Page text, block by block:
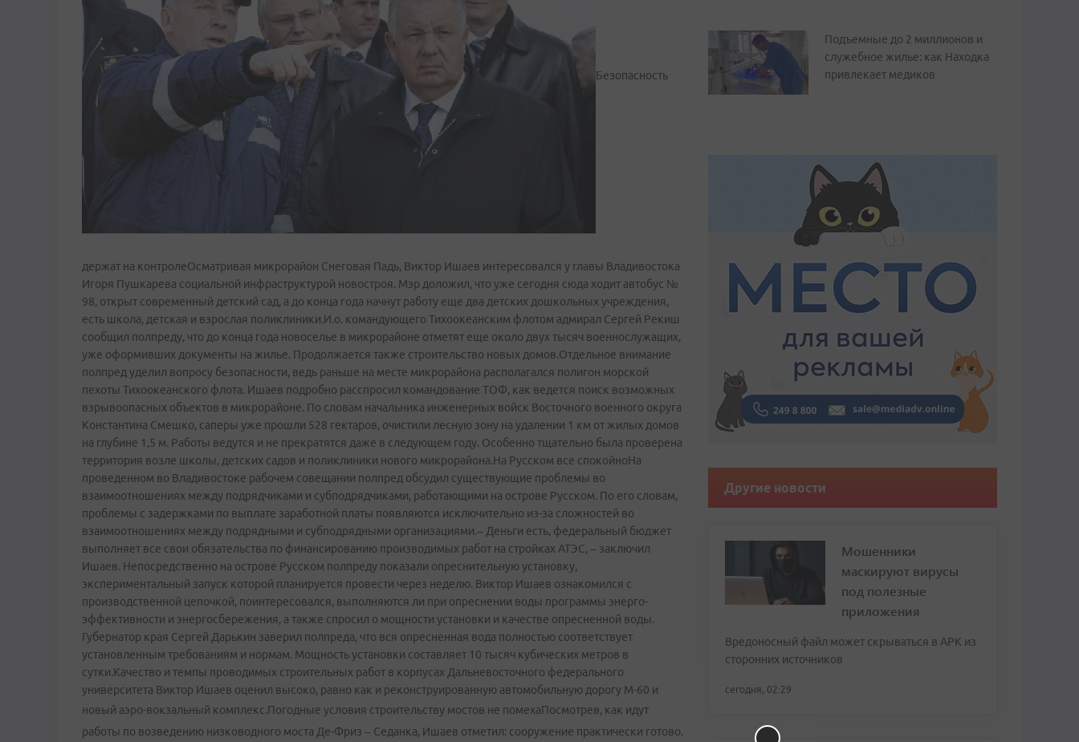
Безопасность
держат на контролеОсматривая микрорайон Снеговая Падь, Виктор Ишаев интересовался у главы Владивостока
Игоря Пушкарева социальной инфраструктурой новостроя. Мэр доложил, что уже сегодня сюда ходит автобус №
98, открыт современный детский сад, а до конца года начнут работу еще два детских дошкольных учреждения,
есть школа, детская и взрослая поликлиники.И.о. командующего Тихоокеанским флотом адмирал Сергей Рекиш
сообщил полпреду, что до конца года новоселье в микрорайоне отметят еще около двух тысяч военнослужащих,
уже оформивших документы на жилье. Продолжается также строительство новых домов.Отдельное внимание
полпред уделил вопросу безопасности, ведь раньше на месте микрорайона располагался полигон морской
пехоты Тихоокеанского флота. Ишаев подробно расспросил командование ТОФ, как ведется поиск возможных
взрывоопасных объектов в микрорайоне. По словам начальника инженерных войск Восточного военного округа
Константина Смешко, саперы уже прошли 528 гектаров, очистили лесную зону на удалении 1 км от жилых домов
на глубине 1,5 м. Работы ведутся и не прекратятся даже в следующем году. Особенно тщательно была проверена
территория возле школы, детских садов и поликлиники нового микрорайона.На Русском все спокойноНа
проведенном во Владивостоке рабочем совещании полпред обсудил существующие проблемы во
взаимоотношениях между подрядчиками и субподрядчиками, работающими на острове Русском. По его словам,
проблемы с задержками по выплате заработной платы появляются исключительно из-за сложностей во
взаимоотношениях между подрядными и субподрядными организациями.– Деньги есть, федеральный бюджет
выполняет все свои обязательства по финансированию производимых работ на стройках АТЭС, – заключил
Ишаев. Непосредственно на острове Русском полпреду показали опреснительную установку,
экспериментальный запуск которой планируется провести через неделю. Виктор Ишаев ознакомился с
производственной цепочкой, поинтересовался, выполняются ли при опреснении воды программы энерго-
эффективности и энергосбережения, а также спросил о мощности установки и качестве опресненной воды.
Губернатор края Сергей Дарькин заверил полпреда, что вся опресненная вода полностью соответствует
установленным требованиям и нормам. Мощность установки составляет 10 тысяч кубических метров в
сутки.Качество и темпы проводимых строительных работ в корпусах Дальневосточного федерального
университета Виктор Ишаев оценил высоко, равно как и реконструированную автомобильную дорогу М-60 и
новый аэро-вокзальный комплекс.Погодные условия строительству мостов не помехаПосмотрев, как идут
работы по возведению низководного моста Де-Фриз – Седанка, Ишаев отметил: сооружение практически готово.
Подъемные до 2 миллионов и
служебное жилье: как Находка
привлекает медиков
Другие новости
Мошенники
маскируют вирусы
под полезные
приложения
Вредоносный файл может скрываться в APK из
сторонних источников
сегодня, 02:29